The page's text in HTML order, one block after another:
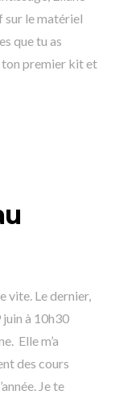
sur le matériel
que tu as
ton premier kit et
vite. Le dernier,
juin à 10h30
Elle m’a
des cours
Je te